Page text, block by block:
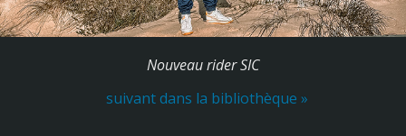
Nouveau rider SIC
suivant dans la bibliothèque »